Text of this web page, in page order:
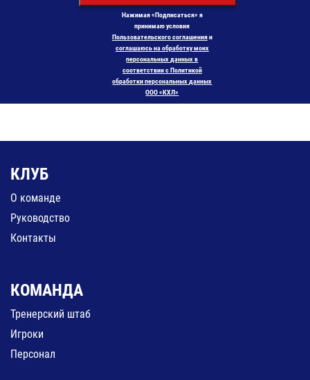
Нажимая «Подписаться» я
принимаю условия
Пользовательского соглашенияи
соглашаюсь на обработку моих
персональных данных в
соответствии с Политикой
обработки персональных данных
ООО «КХЛ»
КЛУБ
О команде
Руководство
Контакты
КОМАНДА
Тренерский штаб
Игроки
Персонал